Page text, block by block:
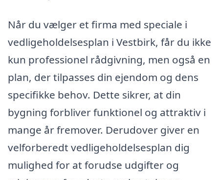
Når du vælger et firma med speciale i
vedligeholdelsesplan i Vestbirk, får du ikke
kun professionel rådgivning, men også en
plan, der tilpasses din ejendom og dens
specifikke behov. Dette sikrer, at din
bygning forbliver funktionel og attraktiv i
mange år fremover. Derudover giver en
velforberedt vedligeholdelsesplan dig
mulighed for at forudse udgifter og